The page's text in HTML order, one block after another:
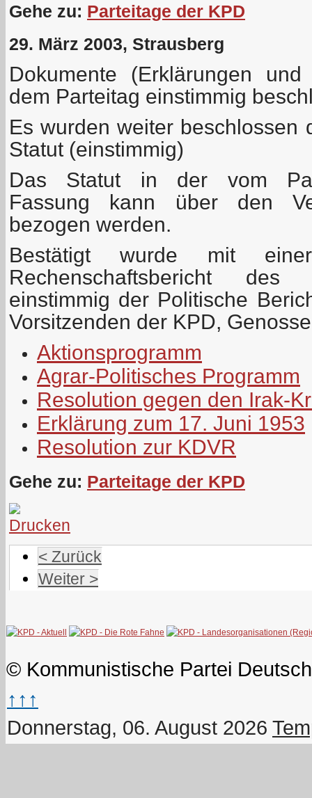
Gehe zu: Parteitage der KPD
29. März 2003, Strausberg
Dokumente (Erklärungen
dem Parteitag einstimmig
Es wurden weiter beschlossen
Statut (einstimmig)
Das Statut in der vom
Fassung kann über den
bezogen werden.
Bestätigt wurde mit
Rechenschaftsbericht des
einstimmig der Politische
Vorsitzenden der KPD,
Aktionsprogramm
Agrar-Politisches Programm
Resolution gegen den Irak-
Erklärung zum 17. Juni 1953
Resolution zur KDVR
Gehe zu: Parteitage der KPD
< Zurück
Weiter >
© Kommunistische Partei
↑↑↑
Donnerstag, 06. August 2026